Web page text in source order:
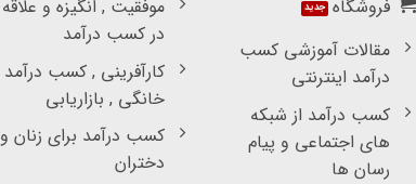
فروشگاه
مقالات آموزشی کسب
درآمد اینترنتی
کسب درآمد از شبکه
های اجتماعی و پیام
رسان ها
موفقیت , انگیزه و علاقه
در کسب درآمد
کارآفرینی , کسب درآمد
خانگی , بازاریابی
کسب درآمد برای زنان و
دختران